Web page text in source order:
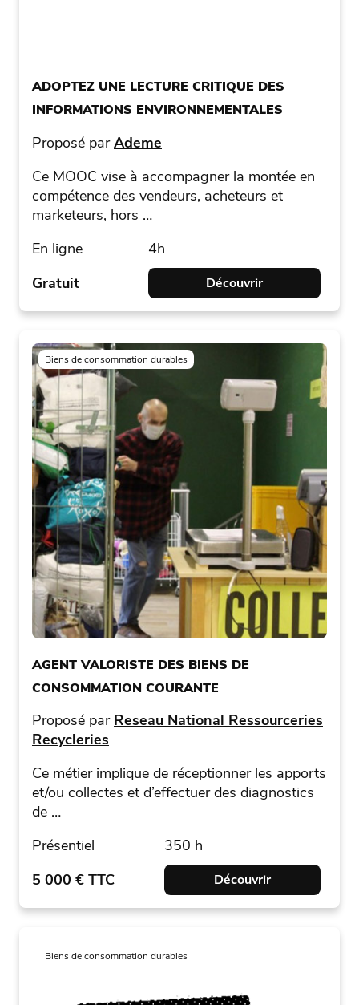
ADOPTEZ UNE LECTURE CRITIQUE DES
INFORMATIONS ENVIRONNEMENTALES
Proposé parAdeme
Ce MOOC vise à accompagner la montée en
compétence des vendeurs, acheteurs et
marketeurs, hors …
En ligne
4h
Gratuit
Découvrir
Biens de consommation durables
AGENT VALORISTE DES BIENS DE
CONSOMMATION COURANTE
Proposé par Reseau National Ressourceries
Recycleries
Ce métier implique de réceptionner les apports
et/ou collectes et d’effectuer des diagnostics
de …
Présentiel
350 h
5 000 € TTC
Découvrir
Biens de consommation durables